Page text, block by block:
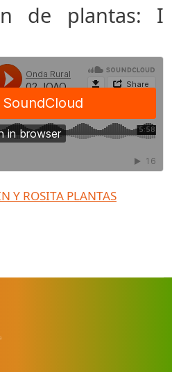
de plantas: I
Y ROSITA PLANTAS